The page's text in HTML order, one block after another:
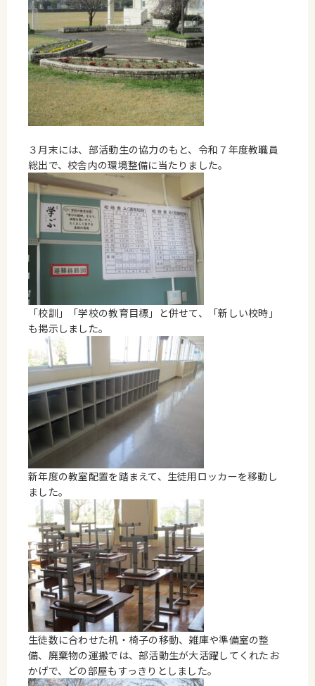
３月末には、部活動生の協力のもと、令和７年度教職員
総出で、校舎内の環境整備に当たりました。
「校訓」「学校の教育目標」と併せて、「新しい校時」
も掲示しました。
新年度の教室配置を踏まえて、生徒用ロッカーを移動し
ました。
生徒数に合わせた机・椅子の移動、雑庫や準備室の整
備、廃棄物の運搬では、部活動生が大活躍してくれたお
かげで、どの部屋もすっきりとしました。